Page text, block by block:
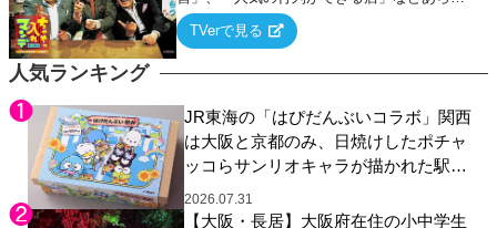
人気ランキング
JR東海の「はぴだんぶいコラボ」関西
は大阪と京都のみ、日焼けしたポチャ
ッコらサンリオキャラが描かれた駅弁
やグッズが登場
2026.07.31
【大阪・長居】大阪府在住の小中学生
るテーマについて好き放題にちゃちゃを入れ
ていく関西色を前面に押し出したトークバラ
TVerで見る